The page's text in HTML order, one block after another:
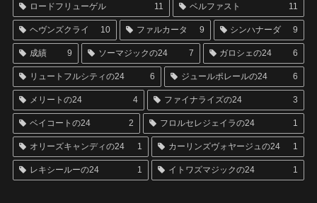
ロードフリューゲル 11 ベルファスト 11
ヘヴンズクライ 10 ファルカータ 9 シンハナーダ 9
成績 9 ソーマジックの24 7 ガロシェの24 6
リュートフルシティの24 6 ジュールポレールの24 6
メリートの24 4 ファイナライズの24 3
ベイコートの24 2 フロルセレジェイラの24 1
オリーズキャンディの24 1 カーリンズヴォヤージュの24 1
レキシールーの24 1 イトワズマジックの24 1